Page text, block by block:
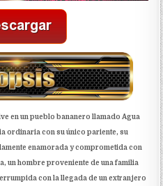
en un pueblo bananero llamado Agua
ordinaria con su único pariente, su
enamorada y comprometida con
un hombre proveniente de una familia
con la llegada de un extranjero